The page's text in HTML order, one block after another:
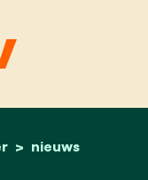
nieuws
aalter kiest haar